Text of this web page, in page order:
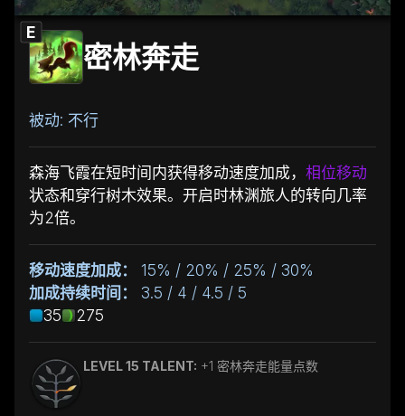
E
密林奔走
被动: 不行
森海飞霞在短时间内获得移动速度加成， 相位移动
状态和穿行树木效果。开启时林渊旅人的转向几率
为2倍。
移动速度加成：
15% / 20% / 25% / 30%
加成持续时间：
3.5 / 4 / 4.5 / 5
35
275
LEVEL 15 TALENT: +1 密林奔走能量点数